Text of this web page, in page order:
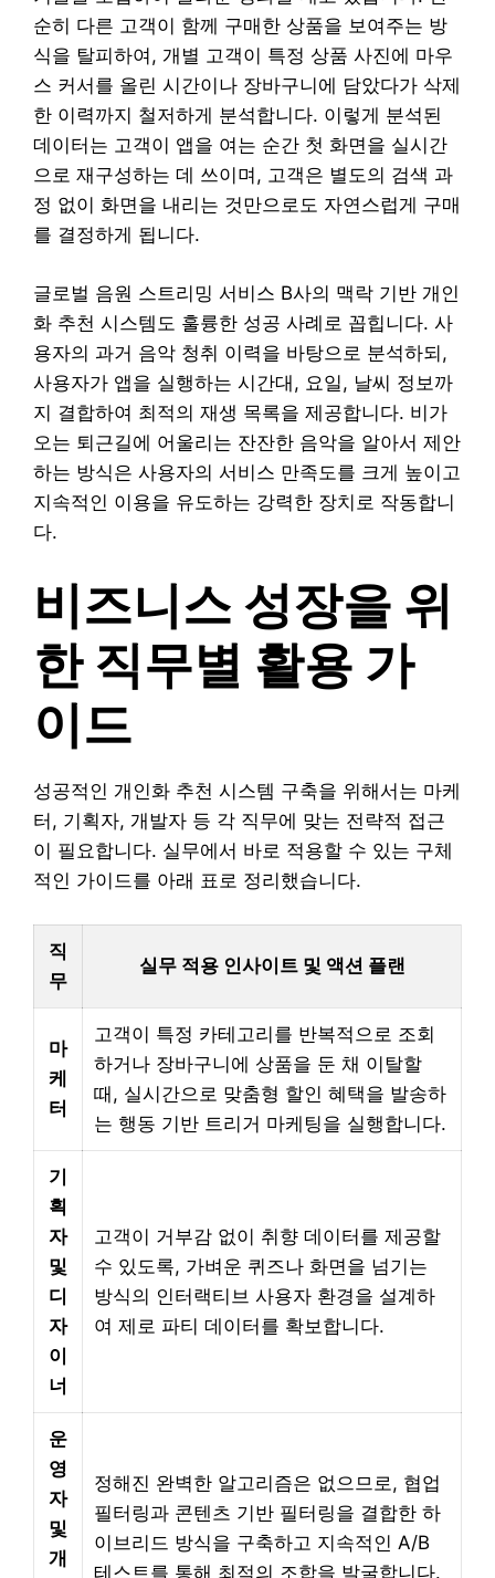
순히 다른 고객이 함께 구매한 상품을 보여주는 방
식을 탈피하여, 개별 고객이 특정 상품 사진에 마우
스 커서를 올린 시간이나 장바구니에 담았다가 삭제
한 이력까지 철저하게 분석합니다. 이렇게 분석된
데이터는 고객이 앱을 여는 순간 첫 화면을 실시간
으로 재구성하는 데 쓰이며, 고객은 별도의 검색 과
정 없이 화면을 내리는 것만으로도 자연스럽게 구매
를 결정하게 됩니다.
글로벌 음원 스트리밍 서비스 B사의 맥락 기반 개인
화 추천 시스템도 훌륭한 성공 사례로 꼽힙니다. 사
용자의 과거 음악 청취 이력을 바탕으로 분석하되,
사용자가 앱을 실행하는 시간대, 요일, 날씨 정보까
지 결합하여 최적의 재생 목록을 제공합니다. 비가
오는 퇴근길에 어울리는 잔잔한 음악을 알아서 제안
하는 방식은 사용자의 서비스 만족도를 크게 높이고
지속적인 이용을 유도하는 강력한 장치로 작동합니
다.
비즈니스 성장을 위
한 직무별 활용 가
이드
성공적인 개인화 추천 시스템 구축을 위해서는 마케
터, 기획자, 개발자 등 각 직무에 맞는 전략적 접근
이 필요합니다. 실무에서 바로 적용할 수 있는 구체
적인 가이드를 아래 표로 정리했습니다.
직
무
실무 적용 인사이트 및 액션 플랜
마
케
터
고객이 특정 카테고리를 반복적으로 조회
하거나 장바구니에 상품을 둔 채 이탈할
때, 실시간으로 맞춤형 할인 혜택을 발송하
는 행동 기반 트리거 마케팅을 실행합니다.
기
획
자
및
디
자
이
너
고객이 거부감 없이 취향 데이터를 제공할
수 있도록, 가벼운 퀴즈나 화면을 넘기는
방식의 인터랙티브 사용자 환경을 설계하
여 제로 파티 데이터를 확보합니다.
운
영
자
및
개
정해진 완벽한 알고리즘은 없으므로, 협업
필터링과 콘텐츠 기반 필터링을 결합한 하
이브리드 방식을 구축하고 지속적인 A/B
테스트를 통해 최적의 조합을 발굴합니다.